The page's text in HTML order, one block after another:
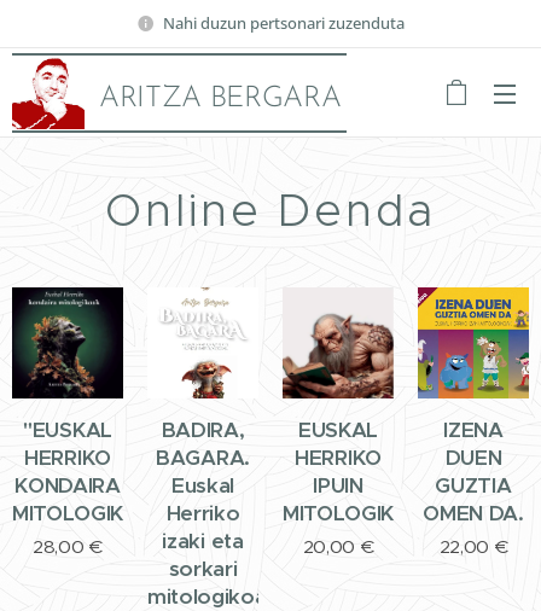
Nahi duzun pertsonari zuzenduta
ARITZA BERGARA
Online Denda
"EUSKAL
HERRIKO
KONDAIRA
MITOLOGIKOAK"
28,00 €
BADIRA,
BAGARA.
Euskal
Herriko
izaki eta
sorkari
mitologikoak
EUSKAL
HERRIKO
IPUIN
MITOLOGIKOAK
20,00 €
IZENA
DUEN
GUZTIA
OMEN DA.
22,00 €